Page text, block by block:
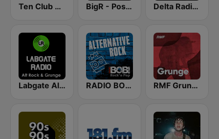
Ten Club Radio / Pearl Jam Radio BigR - Post Grunge Rock Delta Radio - Alternative
Labgate Alternative Rock Grunge RADIO BOB! Alternative Rock RMF Grunge